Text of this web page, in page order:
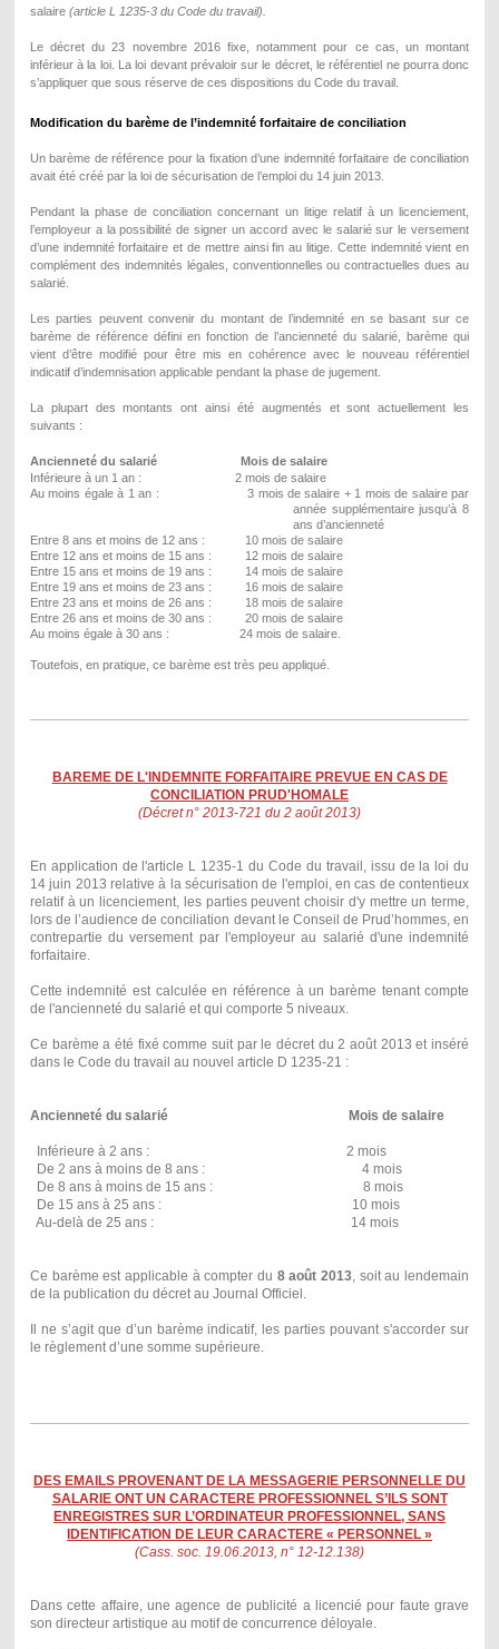
salaire (article L 1235-3 du Code du travail).
Le décret du 23 novembre 2016 fixe, notamment pour ce cas, un montant
inférieur à la loi. La loi devant prévaloir sur le décret, le référentiel ne pourra donc
s’appliquer que sous réserve de ces dispositions du Code du travail.
Modification du barème de l’indemnité forfaitaire de conciliation
Un barème de référence pour la fixation d’une indemnité forfaitaire de conciliation
avait été créé par la loi de sécurisation de l’emploi du 14 juin 2013.
Pendant la phase de conciliation concernant un litige relatif à un licenciement,
l’employeur a la possibilité de signer un accord avec le salarié sur le versement
d’une indemnité forfaitaire et de mettre ainsi fin au litige. Cette indemnité vient en
complément des indemnités légales, conventionnelles ou contractuelles dues au
salarié.
Les parties peuvent convenir du montant de l’indemnité en se basant sur ce
barème de référence défini en fonction de l’ancienneté du salarié, barème qui
vient d’être modifié pour être mis en cohérence avec le nouveau référentiel
indicatif d’indemnisation applicable pendant la phase de jugement.
La plupart des montants ont ainsi été augmentés et sont actuellement les
suivants :
Ancienneté du salarié Mois de salaire
Inférieure à un 1 an : 2 mois de salaire
Au moins égale à 1 an : 3 mois de salaire + 1 mois de salaire par
année supplémentaire jusqu’à 8
ans d’ancienneté
Entre 8 ans et moins de 12 ans : 10 mois de salaire
Entre 12 ans et moins de 15 ans : 12 mois de salaire
Entre 15 ans et moins de 19 ans : 14 mois de salaire
Entre 19 ans et moins de 23 ans : 16 mois de salaire
Entre 23 ans et moins de 26 ans : 18 mois de salaire
Entre 26 ans et moins de 30 ans : 20 mois de salaire
Au moins égale à 30 ans : 24 mois de salaire.
Toutefois, en pratique, ce barème est très peu appliqué.
BAREME DE L'INDEMNITE FORFAITAIRE PREVUE EN CAS DE
CONCILIATION PRUD'HOMALE
(Décret n° 2013-721 du 2 août 2013)
En application de l'article L 1235-1 du Code du travail, issu de la loi du
14 juin 2013 relative à la sécurisation de l'emploi, en cas decontentieux
relatif à un licenciement , les parties peuvent choisir d'y mettre un terme,
lors de l’audience de conciliation devant le Conseil de Prud’hommes, en
contrepartie du versement par l'employeur au salarié d'une indemnité
forfaitaire.
Cette indemnité est calculée en référence à un barème tenant compte
de l'ancienneté du salarié et qui comporte 5 niveaux.
Ce barème a été fixé comme suit par le décret du 2 août 2013 et inséré
dans le Code du travail au nouvel article D 1235-21 :
Ancienneté du salarié Mois de salaire
Inférieure à 2 ans : 2 mois
De 2 ans à moins de 8 ans : 4 mois
De 8 ans à moins de 15 ans : 8 mois
De 15 ans à 25 ans : 10 mois
Au-delà de 25 ans : 14 mois
Ce barème est applicable à compter du 8 août 2013 , soit au lendemain
de la publication du décret au Journal Officiel.
Il ne s’agit que d’un barème indicatif, les parties pouvant s'accorder sur
le règlement d’une somme supérieure.
DES EMAILS PROVENANT DE LA MESSAGERIE PERSONNELLE DU
SALARIE ONT UN CARACTERE PROFESSIONNEL S’ILS SONT
ENREGISTRES SUR L’ORDINATEUR PROFESSIONNEL, SANS
IDENTIFICATION DE LEUR CARACTERE « PERSONNEL »
(Cass. soc. 19.06.2013, n° 12-12.138)
Dans cette affaire, une agence de publicité a licencié pour faute grave
son directeur artistique au motif de concurrence déloyale.